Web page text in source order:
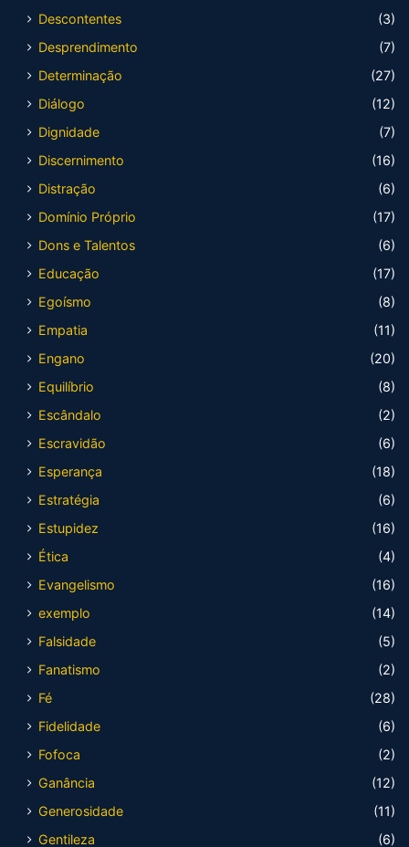
Descontentes
(3)
Desprendimento
(7)
Determinação
(27)
Diálogo
(12)
Dignidade
(7)
Discernimento
(16)
Distração
(6)
Domínio Próprio
(17)
Dons e Talentos
(6)
Educação
(17)
Egoísmo
(8)
Empatia
(11)
Engano
(20)
Equilíbrio
(8)
Escândalo
(2)
Escravidão
(6)
Esperança
(18)
Estratégia
(6)
Estupidez
(16)
Ética
(4)
Evangelismo
(16)
exemplo
(14)
Falsidade
(5)
Fanatismo
(2)
Fé
(28)
Fidelidade
(6)
Fofoca
(2)
Ganância
(12)
Generosidade
(11)
Gentileza
(6)